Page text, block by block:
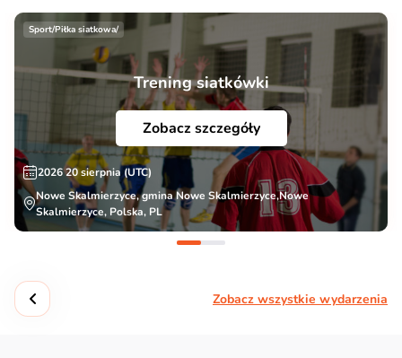
Sport/Piłka siatkowa/
Trening siatkówki
Zobacz szczegóły
2026 20 sierpnia (UTC)
Nowe Skalmierzyce, gmina Nowe Skalmierzyce,Nowe
Skalmierzyce, Polska, PL
Zobacz wszystkie wydarzenia